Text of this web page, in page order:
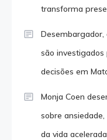
transforma
são investigados
decisões em
Monja Coen
sobre
da vida acelerada